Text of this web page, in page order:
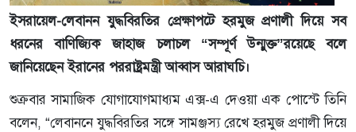
ইসরায়েল-লেবানন যুদ্ধবিরতির প্রেক্ষাপটে হরমুজ প্রণালী দিয়ে সব
ধরনের বাণিজ্যিক জাহাজ চলাচল “সম্পূর্ণ উন্মুক্ত”রয়েছে বলে
জানিয়েছেন ইরানের পররাষ্ট্রমন্ত্রী আব্বাস আরাঘচি।
শুক্রবার সামাজিক যোগাযোগমাধ্যম এক্স-এ দেওয়া এক পোস্টে তিনি
বলেন, “লেবাননে যুদ্ধবিরতির সঙ্গে সামঞ্জস্য রেখে হরমুজ প্রণালী দিয়ে